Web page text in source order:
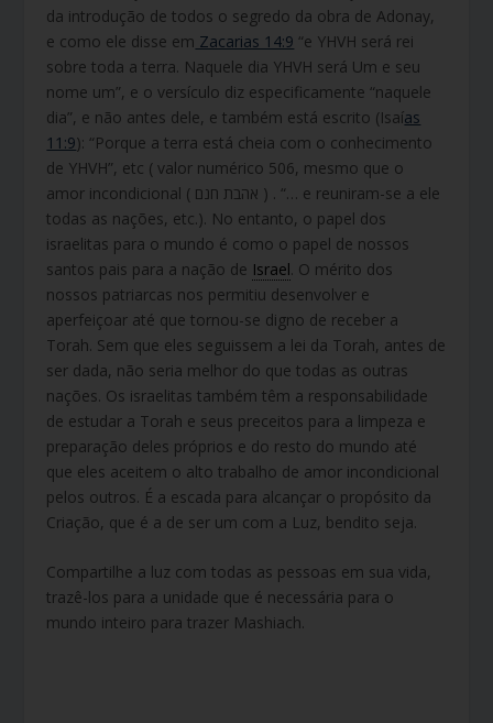
da introdução de todos o segredo da obra de Adonay,
e como ele disse em Zacarias 14:9 “e YHVH será rei
sobre toda a terra. Naquele dia YHVH será Um e seu
nome um”, e o versículo diz especificamente “naquele
dia”, e não antes dele, e também está escrito (Isaías
11:9): “Porque a terra está cheia com o conhecimento
de YHVH”, etc ( valor numérico 506, mesmo que o
amor incondicional ( אהבת חנם ) . “… e reuniram-se a ele
todas as nações, etc.). No entanto, o papel dos
israelitas para o mundo é como o papel de nossos
santos pais para a nação de Israel. O mérito dos
nossos patriarcas nos permitiu desenvolver e
aperfeiçoar até que tornou-se digno de receber a
Torah. Sem que eles seguissem a lei da Torah, antes de
ser dada, não seria melhor do que todas as outras
nações. Os israelitas também têm a responsabilidade
de estudar a Torah e seus preceitos para a limpeza e
preparação deles próprios e do resto do mundo até
que eles aceitem o alto trabalho de amor incondicional
pelos outros. É a escada para alcançar o propósito da
Criação, que é a de ser um com a Luz, bendito seja.
Compartilhe a luz com todas as pessoas em sua vida,
trazê-los para a unidade que é necessária para o
mundo inteiro para trazer Mashiach.